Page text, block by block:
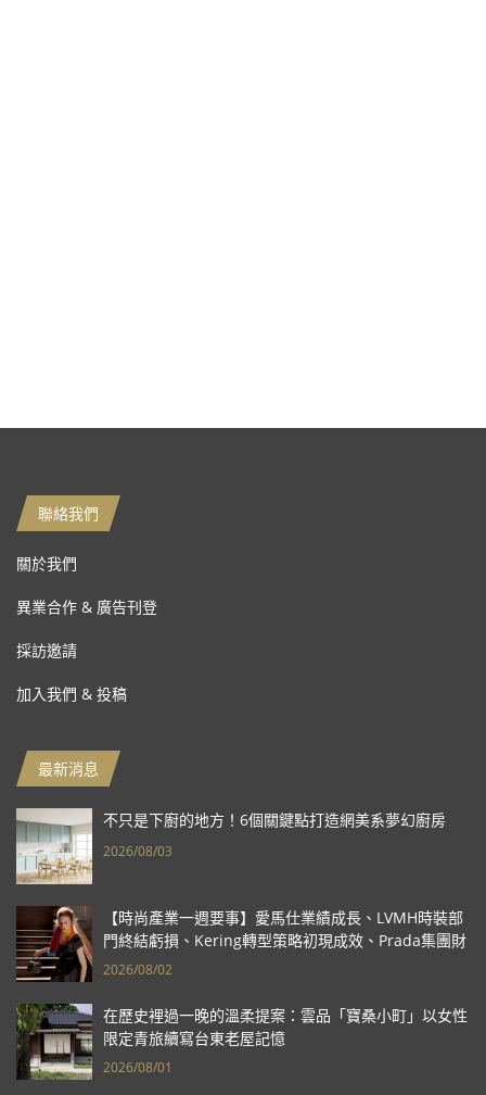
聯絡我們
關於我們
異業合作 & 廣告刊登
採訪邀請
加入我們 & 投稿
最新消息
不只是下廚的地方！6個關鍵點打造網美系夢幻廚房
2026/08/03
【時尚產業一週要事】愛馬仕業績成長、LVMH時裝部
門終結虧損、Kering轉型策略初現成效、Prada集團財
報亮眼
2026/08/02
在歷史裡過一晚的溫柔提案：雲品「寶桑小町」以女性
限定青旅續寫台東老屋記憶
2026/08/01